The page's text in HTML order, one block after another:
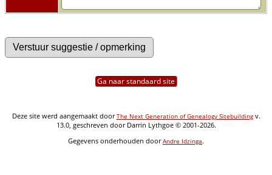
Ga naar standaard site
Deze site werd aangemaakt doorThe Next Generation of Genealogy Sitebuildingv.
13.0, geschreven door Darrin Lythgoe © 2001-2026.
Gegevens onderhouden doorAndre Idzinga.